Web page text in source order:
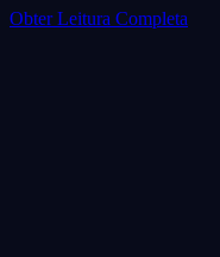
Obter Leitura Completa